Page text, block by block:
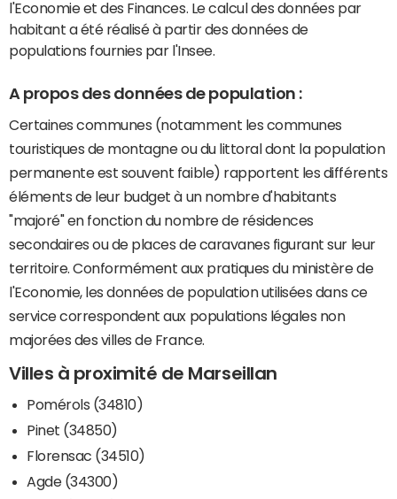
l'Economie et des Finances. Le calcul des données par
habitant a été réalisé à partir des données de
populations fournies par l'Insee.
A propos des données de population :
Certaines communes (notamment les communes
touristiques de montagne ou du littoral dont la population
permanente est souvent faible) rapportent les différents
éléments de leur budget à un nombre d'habitants
"majoré" en fonction du nombre de résidences
secondaires ou de places de caravanes figurant sur leur
territoire. Conformément aux pratiques du ministère de
l'Economie, les données de population utilisées dans ce
service correspondent aux populations légales non
majorées des villes de France.
Villes à proximité de Marseillan
Pomérols (34810)
Pinet (34850)
Florensac (34510)
Agde (34300)